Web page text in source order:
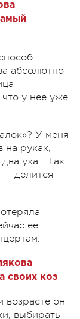
абсолютно
что у нее уже
У меня
на руках,
уха… Так
— делится
ее
своих коз
возрасте он
выбирать